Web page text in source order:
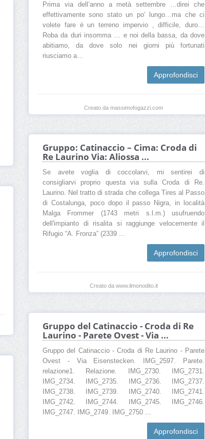
Prima via dell’anno a metà settembre …direi che
effettivamente sono stato un po’ lungo…ma che ci
volete fare è un terreno impervio , difficile, duro…
Roba da duri insomma … e noi della bassa, da dove
abitiamo, da dove solo nei giorni più fortunati
riusciamo a…
Approfondisci
Creato da massimofogazzi.com
Gruppo: Catinaccio – Cima: Croda di
Re Laurino Via: Aliossa ...
Se avete voglia di coccolarvi, mi sentirei di
consigliarvi proprio questa via sulla Croda di Re.
Laurino. Nel tratto di strada che collega Tires al Passo
di Costalunga, poco dopo il passo Nigra, in località
Malga Frommer (1743 metri s.l.m.) usufruendo
dell'impianto di risalita si raggiunge velocemente il
Rifugio “A. Fronza” (2339 ...
Approfondisci
Creato da www.ilmonodito.it
Gruppo del Catinaccio - Croda di Re
Laurino - Parete Ovest - Via ...
Gruppo del Catinaccio - Croda di Re Laurino - Parete
Ovest - Via Eisenstecken. IMG_2597. Parete.
relazione1. Relazione. IMG_2730. IMG_2731.
IMG_2734. IMG_2735. IMG_2736. IMG_2737.
IMG_2738. IMG_2739. IMG_2740. IMG_2741.
IMG_2742. IMG_2744. IMG_2745. IMG_2746.
IMG_2747. IMG_2749. IMG_2750 ...
Approfondisci